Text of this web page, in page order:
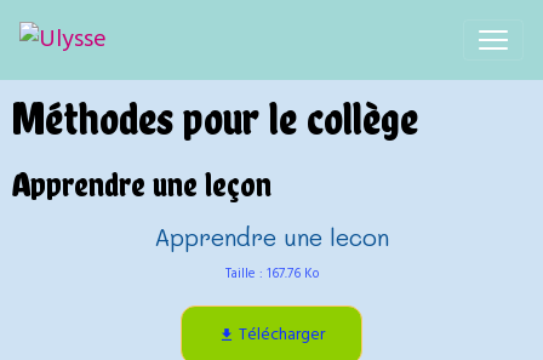
Méthodes pour le collège
Apprendre une leçon
Apprendre une lecon
Taille : 167.76 Ko
Télécharger